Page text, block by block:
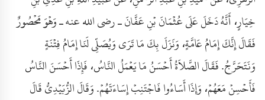
خِيَارٍ، أَنَّهُ دَخَلَ عَلَى عُثْمَانَ بْنِ عَفَّانَ ـ رضى الله عنه ـ وَهْوَ مَحْصُورٌ
فَقَالَ إِنَّكَ إِمَامُ عَامَّةٍ، وَنَزَلَ بِكَ مَا تَرَى وَيُصَلِّي لَنَا إِمَامُ فِتْنَةٍ
وَنَتَحَرَّجُ. فَقَالَ الصَّلاَةُ أَحْسَنُ مَا يَعْمَلُ النَّاسُ، فَإِذَا أَحْسَنَ النَّاسُ
فَأَحْسِنْ مَعَهُمْ، وَإِذَا أَسَاءُوا فَاجْتَنِبْ إِسَاءَتَهُمْ. وَقَالَ الزُّبَيْدِيُّ قَالَ